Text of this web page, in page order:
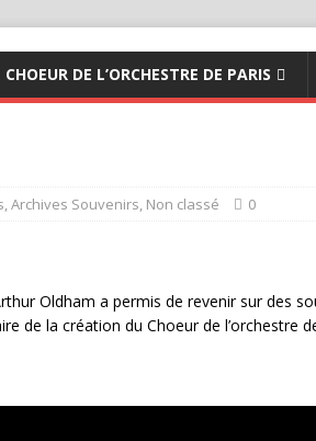
CHOEUR DE L’ORCHESTRE DE PARIS
,Archives Souvenirs, Non classé 0
Oldham a permis de revenir sur des
de la création du Choeur de l’orchestre